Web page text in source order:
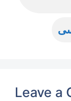
Leave a